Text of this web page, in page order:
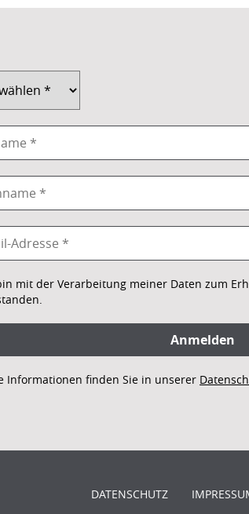
mit der Verarbeitung meiner Daten zum
Informationen finden Sie in unserer
DATENSCHUTZ